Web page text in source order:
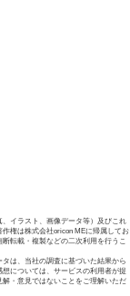
イラスト、画像データ等）及びこれ
権は株式会社oricon MEに帰属してお
転載・複製などの二次利用を行うこ
は、当社の調査に基づいた結果から
については、サービスの利用者が提
・意見ではないことをご理解いただ